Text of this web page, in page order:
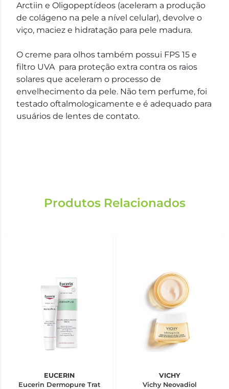
Arctiin e Oligopeptídeos (aceleram a produção
de colágeno na pele a nível celular), devolve o
viço, maciez e hidratação para pele madura.
O creme para olhos também possui FPS 15 e
filtro UVA para proteção extra contra os raios
solares que aceleram o processo de
envelhecimento da pele. Não tem perfume, foi
testado oftalmologicamente e é adequado para
usuários de lentes de contato.
Produtos Relacionados
EUCERIN
Eucerin Dermopure Trat
VICHY
Vichy Neovadiol